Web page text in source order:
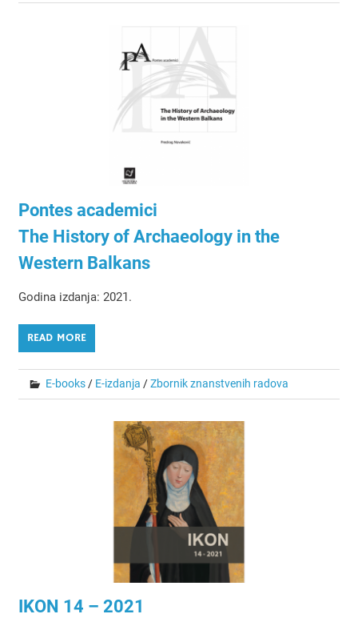
Pontes academici
The History of Archaeology in the
Western Balkans
Godina izdanja: 2021.
READ MORE
E-books/ E-izdanja /Zbornik znanstvenih radova
IKON 14 – 2021